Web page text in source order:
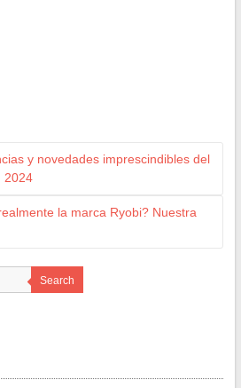
y novedades imprescindibles del
2024
la marca Ryobi? Nuestra
Search